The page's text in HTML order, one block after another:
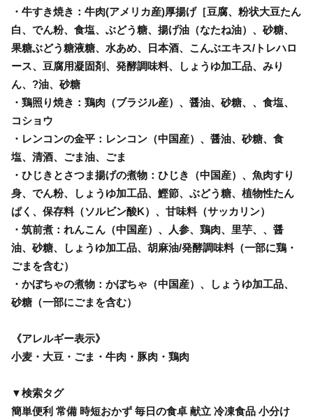
・牛すき焼き：牛肉(アメリカ産)厚揚げ［豆腐、粉状大豆たん
白、でん粉、食塩、ぶどう糖、揚げ油（なたね油）、砂糖、
果糖ぶどう糖液糖、水あめ、日本酒、こんぶエキス/トレハロ
ース、豆腐用凝固剤、発酵調味料、しょうゆ加工品、みり
ん、?油、砂糖
・鶏照り焼き：鶏肉（ブラジル産）、醤油、砂糖、、食塩、
コショウ
・レンコンの金平：レンコン（中国産）、醤油、砂糖、食
塩、清酒、ごま油、ごま
・ひじきとさつま揚げの煮物：ひじき（中国産）、魚肉すり
身、でん粉、しょうゆ加工品、鰹節、ぶどう糖、植物性たん
ぱく、保存料（ソルビン酸K）、甘味料（サッカリン）
・筑前煮：れんこん（中国産）、人参、鶏肉、里芋、、醤
油、砂糖、しょうゆ加工品、胡麻油/発酵調味料（一部に鶏・
ごまを含む）
・かぼちゃの煮物：かぼちゃ（中国産）、しょうゆ加工品、
砂糖（一部にごまを含む）
《アレルギー表示》
小麦・大豆・ごま・牛肉・豚肉・鶏肉
▼検索タグ
簡単便利 常備 時短おかず 毎日の食卓 献立 冷凍食品 小分け